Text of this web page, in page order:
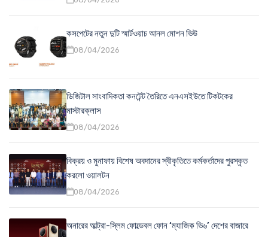
কসপেটের নতুন দুটি স্মার্টওয়াচ আনল মোশন ভিউ
08/04/2026
ডিজিটাল সাংবাদিকতা কনটেন্ট তৈরিতে এনএসইউতে টিকটকের
মাস্টারক্লাস
08/04/2026
বিক্রয় ও মুনাফায় বিশেষ অবদানের স্বীকৃতিতে কর্মকর্তাদের পুরস্কৃত
করলো ওয়ালটন
08/04/2026
অনারের আল্ট্রা-স্লিম ফোল্ডেবল ফোন ‘ম্যাজিক ভি৬’ দেশের বাজারে